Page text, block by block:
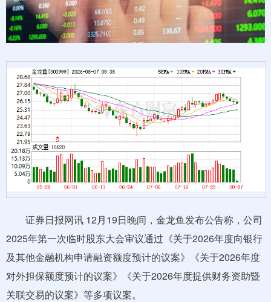
证券日报网讯 12月19日晚间，金龙鱼发布公告称，公司
2025年第一次临时股东大会审议通过《关于2026年度向银行
及其他金融机构申请融资额度预计的议案》《关于2026年度
对外担保额度预计的议案》《关于2026年度提供财务资助暨
关联交易的议案》等多项议案。